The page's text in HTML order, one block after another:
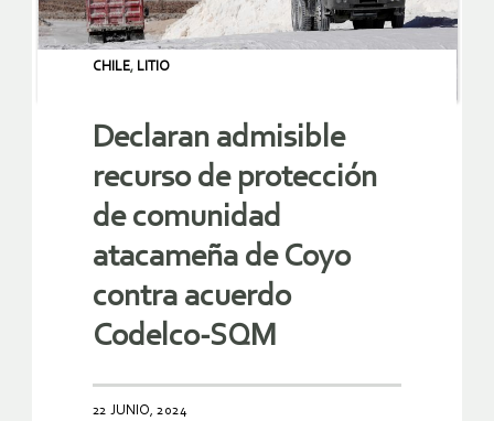
CHILE, LITIO
Declaran admisible
recurso de protección
de comunidad
atacameña de Coyo
contra acuerdo
Codelco-SQM
22 JUNIO, 2024